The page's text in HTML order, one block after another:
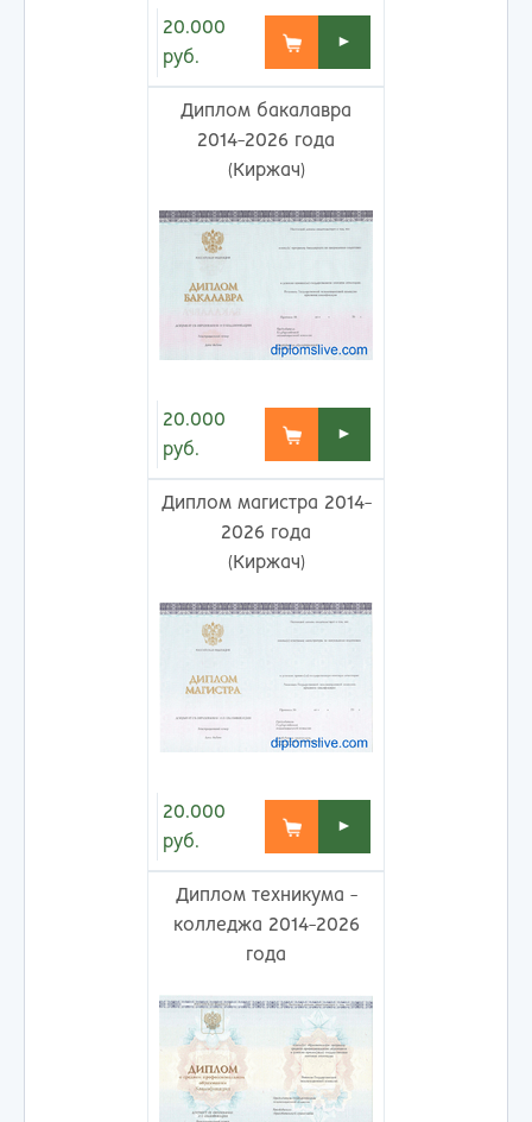
20.000
руб.
►
Диплом бакалавра
2014-2026 года
(Киржач)
20.000
руб.
►
Диплом магистра 2014-
2026 года
(Киржач)
20.000
руб.
►
Диплом техникума -
колледжа 2014-2026
года